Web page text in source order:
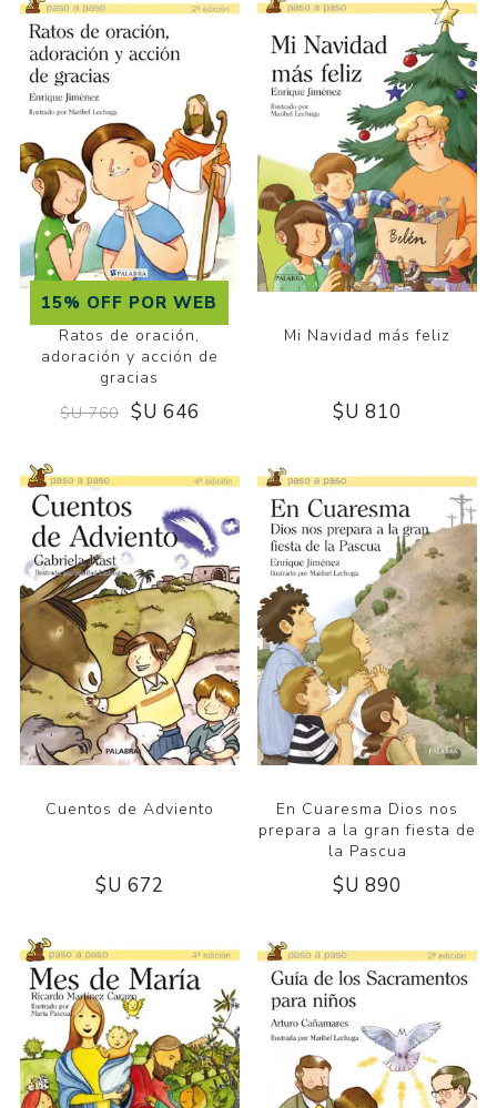
15% OFF POR WEB
Ratos de oración,
adoración y acción de
gracias
$U 760 $U 646
Mi Navidad más feliz
$U 810
Cuentos de Adviento
$U 672
En Cuaresma Dios nos
prepara a la gran fiesta de
la Pascua
$U 890